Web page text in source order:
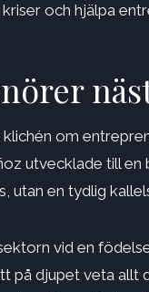
och hjälpa
om
utvecklade till
utan en tydlig
vid en
på djupet veta allt